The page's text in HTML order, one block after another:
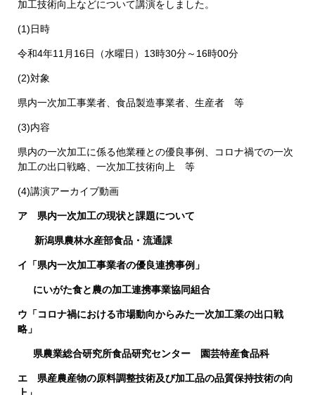
加工技術向上などについて講演をしました。
(1)日時
令和4年11月16日（水曜日）13時30分～16時00分
(2)対象
県内一次加工事業者、食品製造事業者、生産者 等
(3)内容
県内の一次加工に係る他業種との優良事例、コロナ禍での一次
加工の出口戦略、一次加工技術向上 等
(4)講演アーカイブ動画
ア 県内一次加工の現状と課題について​
新潟県農林水産部食品・流通課​ ​
イ「県内一次加工事業者の優良連携事例」​
にいがた食と農の加工連携事業協同組合 ​
ウ「コロナ禍における市場動向からみた一次加工業の出口戦
略」​
県農業総合研究所食品研究センター 園芸特産食品科
エ 県産農産物の原料調整技術及び加工品の品質保持技術の向